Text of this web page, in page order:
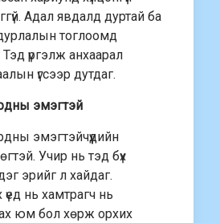
Адал явдалд дуртай ба
тоглоомд
Тэд үргэлж анхаарал
үгсээр дутдаг.
эмэгтэй
эмэгтэйчүүдийн
Учир нь тэд бүх
эрийг л хайдаг.
нь хамтрагч нь
юм бол хөрж орхих